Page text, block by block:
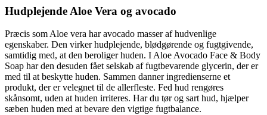
Hudplejende Aloe Vera og avocado
Præcis som Aloe vera har avocado masser af hudvenlige
egenskaber. Den virker hudplejende, blødgørende og fugtgivende,
samtidig med, at den beroliger huden. I Aloe Avocado Face & Body
Soap har den desuden fået selskab af fugtbevarende glycerin, der er
med til at beskytte huden. Sammen danner ingredienserne et
produkt, der er velegnet til de allerfleste. Fed hud rengøres
skånsomt, uden at huden irriteres. Har du tør og sart hud, hjælper
sæben huden med at bevare den vigtige fugtbalance.